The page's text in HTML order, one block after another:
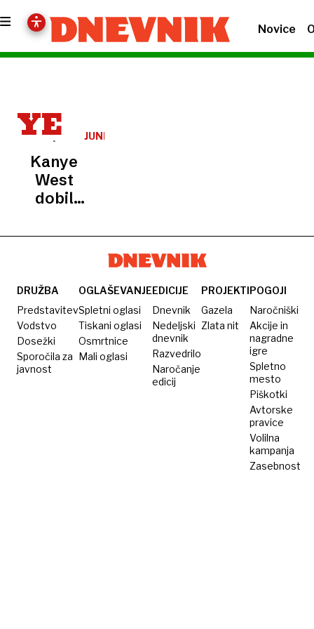
Novice
YE JUNIJA
Kanye
West
dobil
za
Nizozemskem
DRUŽBA
Predstavitev
Vodstvo
Dosežki
Sporočila za
javnost
OGLAŠEVANJE
Spletni oglasi
Tiskani oglasi
Osmrtnice
Mali oglasi
EDICIJE
Dnevnik
Nedeljski
dnevnik
Razvedrilo
Naročanje
edicij
PROJEKTI
Gazela
Zlata nit
POGOJI
Naročniški
Akcije in
nagradne
igre
Spletno
mesto
Piškotki
Avtorske
pravice
Volilna
kampanja
Zasebnost